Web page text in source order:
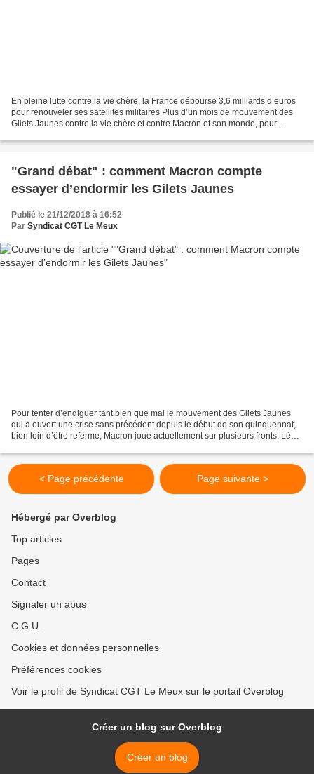
En pleine lutte contre la vie chère, la France débourse 3,6 milliards d’euros
pour renouveler ses satellites militaires Plus d’un mois de mouvement des
Gilets Jaunes contre la vie chère et contre Macron et son monde, pour
"Grand débat" : comment Macron compte
essayer d’endormir les Gilets Jaunes
Publié le 21/12/2018 à 16:52
Par Syndicat CGT Le Meux
Pour tenter d’endiguer tant bien que mal le mouvement des Gilets Jaunes
qui a ouvert une crise sans précédent depuis le début de son quinquennat,
bien loin d’être refermé, Macron joue actuellement sur plusieurs fronts. Léa
< Page précédente Page suivante >
Hébergé par Overblog
Top articles
Pages
Contact
Signaler un abus
C.G.U.
Cookies et données personnelles
Préférences cookies
Voir le profil de Syndicat CGT Le Meux sur le portail Overblog
Créer un blog sur Overblog
Créer un blog